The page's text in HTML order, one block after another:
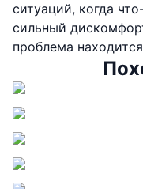
ситуаций, когда
сильный
проблема